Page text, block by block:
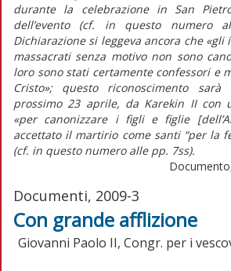
durante la celebrazione in San
dell’evento (cf. in questo numero
Dichiarazione si leggeva ancora che
massacrati senza motivo non sono
loro sono stati certamente confessori e
Cristo»; questo riconoscimento
prossimo 23 aprile, da Karekin II con
«per canonizzare i figli e figlie
accettato il martirio come santi “per la
(cf. in questo numero alle pp. 7ss).
Documenti, 2009-3
Con grande afflizione
Giovanni Paolo II, Congr. per i